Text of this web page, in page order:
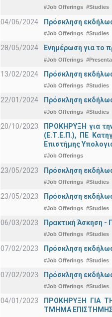
#Job Offerings #Studies
04/06/2024 Πρόσκληση
#Job Offerings #Studies
28/05/2024 Ενημέρωση για το
#Job Offerings
13/02/2024 Πρόσκληση
#Job Offerings #Studies
22/01/2024 Πρόσκληση
#Job Offerings #Studies
20/10/2023
ΠΡΟΚΗΡΥΞΗ για
(Ε.Τ.Ε.Π.), ΠΕ
Επιστήμης
#Job Offerings
23/05/2023 Πρόσκληση
#Job Offerings #Studies
23/05/2023 Πρόσκληση
#Job Offerings #Studies
06/03/2023 Πρακτική Άσκηση -
#Job Offerings #Studies
07/02/2023 Πρόσκληση
#Job Offerings #Studies
07/02/2023 Πρόσκληση
#Job Offerings #Studies
04/01/2023
ΠΡΟΚΗΡΥΞΗ ΓΙΑ
ΤΜΗΜΑ ΕΠΙΣΤΗΜΗΣ